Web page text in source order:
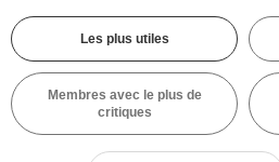
Les plus utiles
Membres avec le plus de
critiques